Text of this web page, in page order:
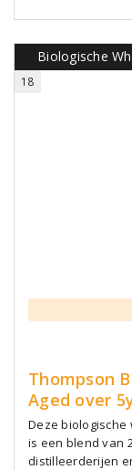
Biologische
18
Thompson
Aged over
Deze biologische
is een blend van
distilleerderijen